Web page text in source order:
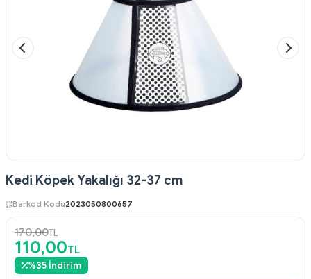
Kedi Köpek Yakalığı 32-37 cm
Barkod Kodu2023050800657
170,00TL
110,00TL
%35 İndirim